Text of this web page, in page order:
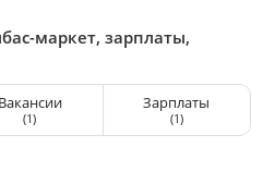
маркет, зарплаты,
Вакансии
(1)
Зарплаты
(1)